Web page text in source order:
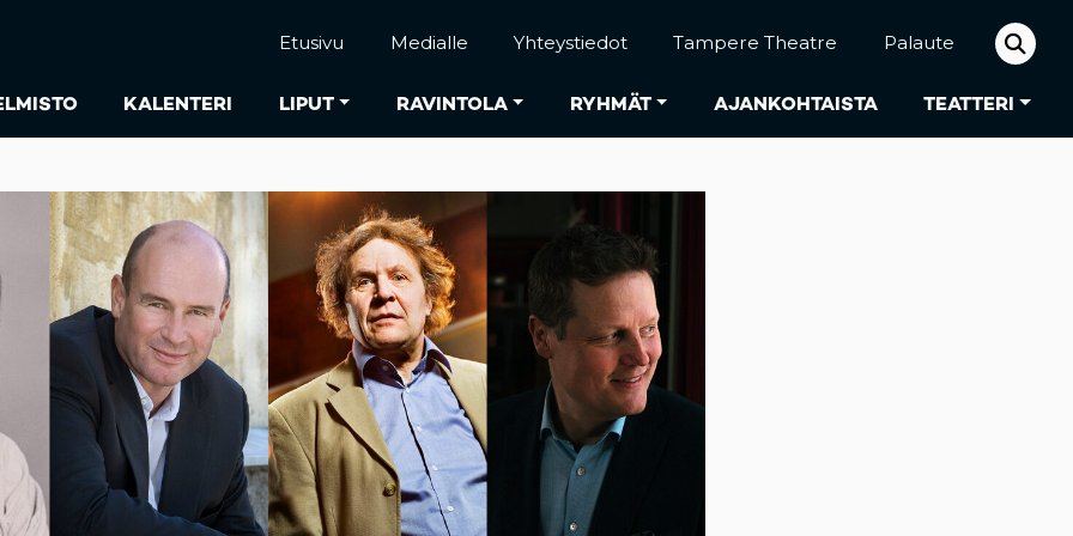
KALENTERI LIPUT RAVINTOLA RYHMÄT AJANKOHTAISTA TEATTERI
Etusivu Medialle Yhteystiedot Tampere Theatre Palaute